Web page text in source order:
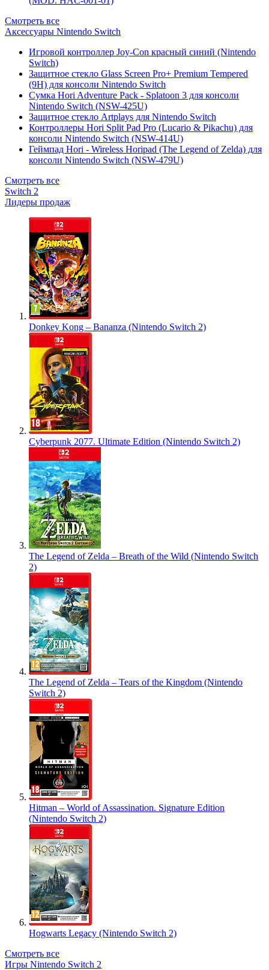
Смотреть все
Аксессуары Nintendo Switch
Игровой контроллер Joy-Con красный синий (Nintendo
Switch)
Защитное стекло Glass Screen Pro+ Premium Tempered
(9H) для консоли Nintendo Switch
Сумка Hori Adventure Pack - Splatoon 3 для консоли
Nintendo Switch (NSW-425U)
Защитное стекло Artplays для Nintendo Switch
Контроллеры Hori Split Pad Pro (Lucario & Pikachu) для
консоли Nintendo Switch (NSW-414U)
Геймпад Hori - Wireless Horipad (The Legend of Zelda) для
консоли Nintendo Switch (NSW-479U)
Смотреть все
Switch 2
Лидеры продаж
Donkey Kong – Bananza (Nintendo Switch 2)
Cyberpunk 2077. Ultimate Edition (Nintendo Switch 2)
The Legend of Zelda – Breath of the Wild (Nintendo Switch
2)
The Legend of Zelda – Tears of the Kingdom (Nintendo
Switch 2)
Hitman – World of Assassination. Signature Edition
(Nintendo Switch 2)
Hogwarts Legacy (Nintendo Switch 2)
Смотреть все
Игры Nintendo Switch 2